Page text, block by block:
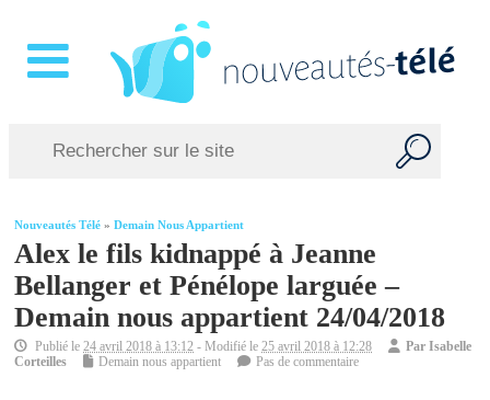
Nouveautés Télé »Demain Nous Appartient
Alex le fils kidnappé à Jeanne
Bellanger et Pénélope larguée –
Demain nous appartient 24/04/2018
Publié le24 avril 2018 à 13:12 - Modifié le25 avril 2018 à 12:28 ParIsabelle
Corteilles
Demain nous appartient Pas de commentaire